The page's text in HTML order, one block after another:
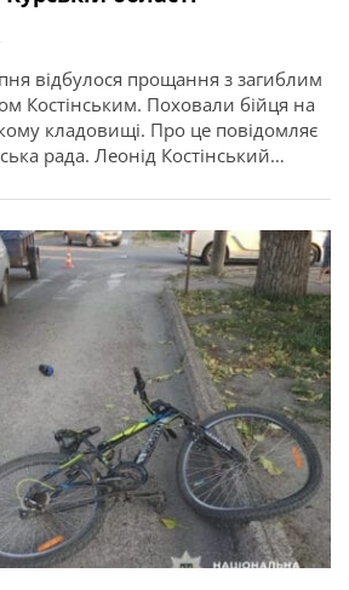
відбулося прощання з загиблим
Костінським. Поховали бійця на
кладовищі. Про це повідомляє
рада. Леонід Костінський
Згодом разом із родиною
Онуфріївського району, де
школі та здобув середню освіту.